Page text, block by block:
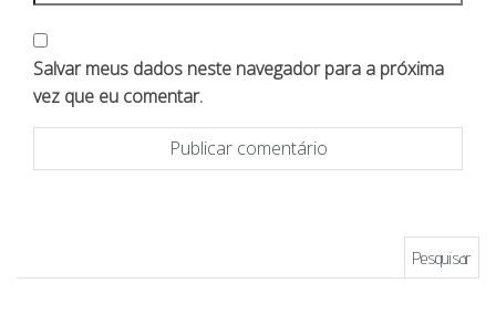
Salvar meus dados neste navegador para a próxima
vez que eu comentar.